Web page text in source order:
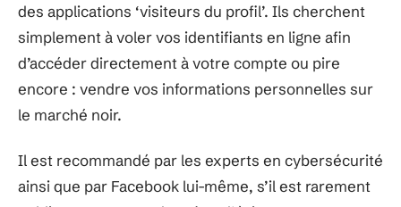
des applications ‘visiteurs du profil’. Ils cherchent
simplement à voler vos identifiants en ligne afin
d’accéder directement à votre compte ou pire
encore : vendre vos informations personnelles sur
le marché noir.
Il est recommandé par les experts en cybersécurité
ainsi que par Facebook lui-même, s’il est rarement